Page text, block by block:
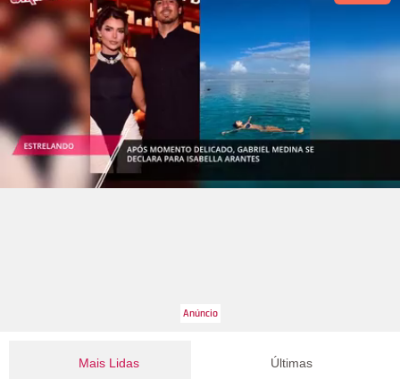
Mais Lidas Últimas